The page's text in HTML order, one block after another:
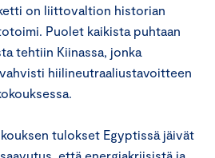
on liittovaltion historian
Puolet kaikista puhtaan
tehtiin Kiinassa, jonka
hiilineutraaliustavoitteen
tulokset Egyptissä jäivät